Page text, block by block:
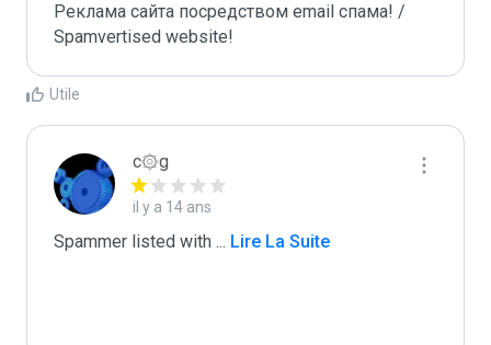
Реклама сайта посредством email спама! /
Spamvertised website!
Utile
c۞g
il y a 14 ans
Spammer listed with ... Lire La Suite